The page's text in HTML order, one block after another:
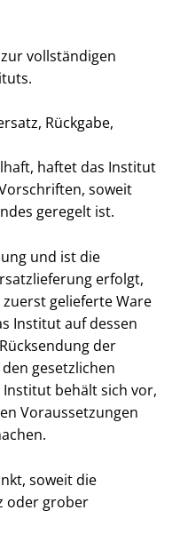
vollständigen
Rückgabe,
haftet das Institut
soweit
geregelt ist.
und ist die
erfolgt,
gelieferte Ware
Institut auf dessen
der
gesetzlichen
behält sich vor,
Voraussetzungen
soweit die
oder grober